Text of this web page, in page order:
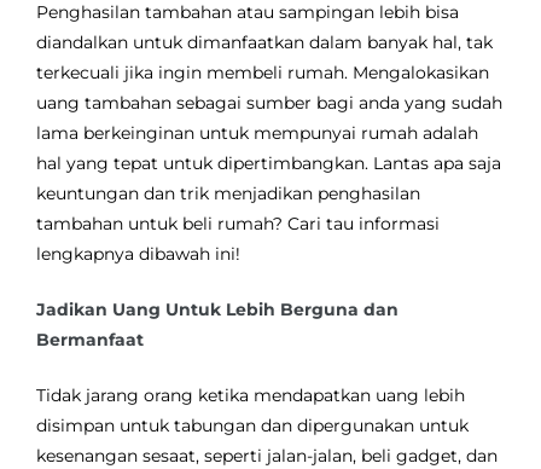
Penghasilan tambahan atau sampingan lebih bisa
diandalkan untuk dimanfaatkan dalam banyak hal, tak
terkecuali jika ingin membeli rumah. Mengalokasikan
uang tambahan sebagai sumber bagi anda yang sudah
lama berkeinginan untuk mempunyai rumah adalah
hal yang tepat untuk dipertimbangkan. Lantas apa saja
keuntungan dan trik menjadikan penghasilan
tambahan untuk beli rumah? Cari tau informasi
lengkapnya dibawah ini!
Jadikan Uang Untuk Lebih Berguna dan
Bermanfaat
Tidak jarang orang ketika mendapatkan uang lebih
disimpan untuk tabungan dan dipergunakan untuk
kesenangan sesaat, seperti jalan-jalan, beli gadget, dan